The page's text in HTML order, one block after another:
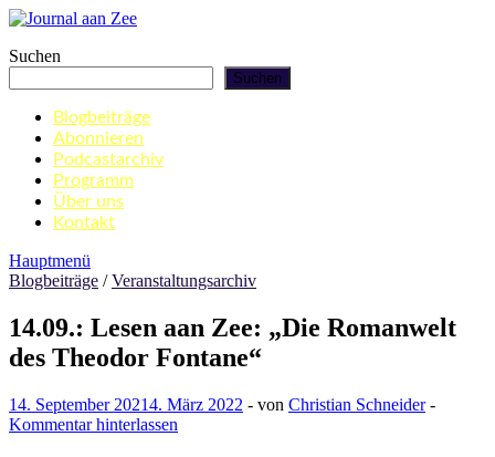
Zum
springen
Journal aan Zee
Suchen
Suchen
Blogbeiträge
Abonnieren
Podcastarchiv
Programm
Über uns
Kontakt
Hauptmenü
Blogbeiträge /Veranstaltungsarchiv
14.09.: Lesen aan Zee: „Die Romanwelt
des Theodor Fontane“
14. September 20214. März 2022 - von Christian Schneider-
Kommentar hinterlassen